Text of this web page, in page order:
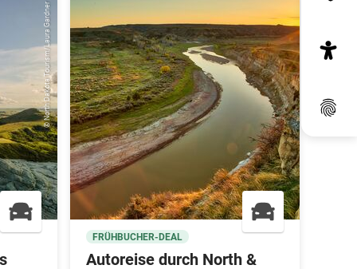
© North Dakota Tourism/Laura Gardner
FRÜHBUCHER-DEAL
Autoreise durch North &